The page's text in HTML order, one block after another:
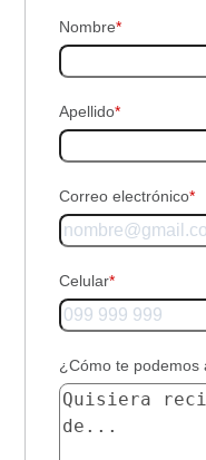
Nombre*
Apellido*
Correo electrónico*
Celular*
¿Cómo te podemos